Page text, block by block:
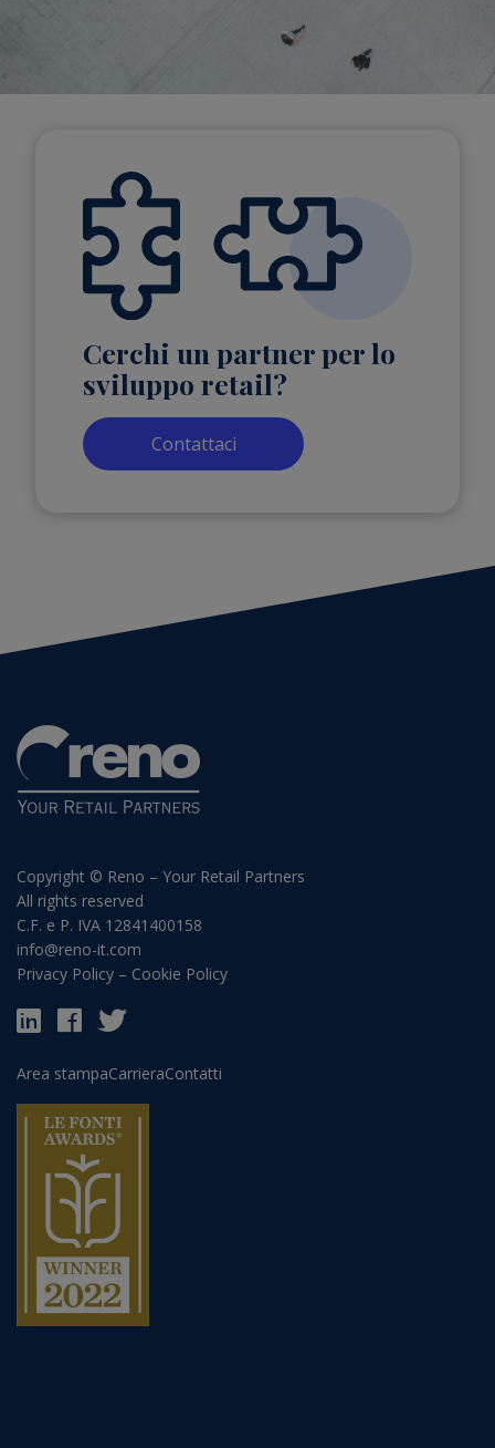
Cerchi un partner per lo
sviluppo retail?
Contattaci
Copyright © Reno – Your Retail Partners
All rights reserved
C.F. e P. IVA 12841400158
info@reno-it.com
Privacy Policy – Cookie Policy
Area stampaCarrieraContatti